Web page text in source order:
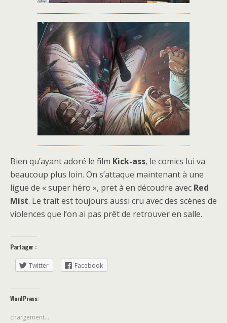
Bien qu’ayant adoré le film Kick-ass, le comics lui va
beaucoup plus loin. On s’attaque maintenant à une
ligue de « super héro », pret à en découdre avec Red
Mist. Le trait est toujours aussi cru avec des scènes de
violences que l’on ai pas prêt de retrouver en salle.
Partager :
Twitter Facebook
WordPress:
chargement…